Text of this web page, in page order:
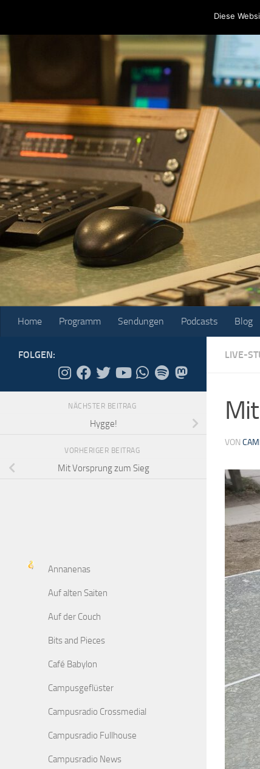
Blog
Home Programm Sendungen Podcasts Blog
LIVE-
VON
FOLGEN:
NÄCHSTER BEITRAG
Hygge!
VORHERIGER BEITRAG
Mit Vorsprung zum Sieg
Annanenas
Auf alten Saiten
Auf der Couch
Bits and Pieces
Café Babylon
Campusgeflüster
Campusradio Crossmedial
Campusradio Fullhouse
Campusradio News
Diese